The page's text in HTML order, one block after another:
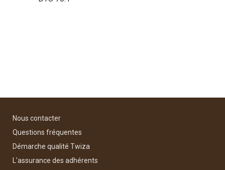
Nous contacter
Questions fréquentes
Démarche qualité Twiza
L'assurance des adhérents